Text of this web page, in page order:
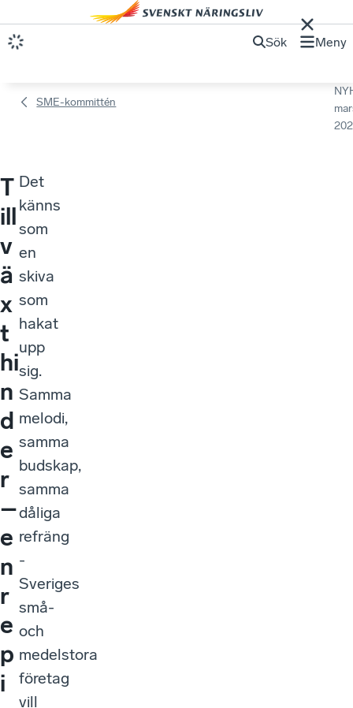
Sök Meny
SME-kommittén
T
ill
v
ä
x
t
hi
n
d
e
r
–
e
n
r
e
p
i
Det
känns
som
en
skiva
som
hakat
upp
sig.
Samma
melodi,
samma
budskap,
samma
dåliga
refräng
-
Sveriges
små-
och
medelstora
företag
vill